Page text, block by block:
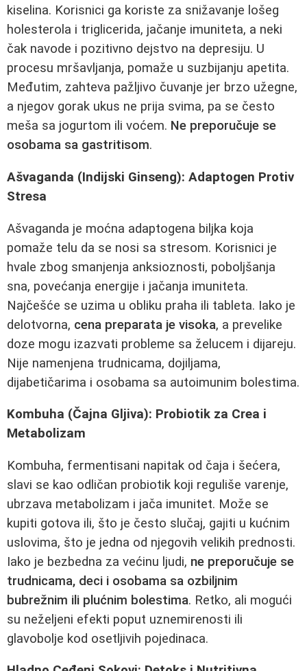
kiselina. Korisnici ga koriste za snižavanje lošeg
holesterola i triglicerida, jačanje imuniteta, a neki
čak navode i pozitivno dejstvo na depresiju. U
procesu mršavljanja, pomaže u suzbijanju apetita.
Međutim, zahteva pažljivo čuvanje jer brzo užegne,
a njegov gorak ukus ne prija svima, pa se često
meša sa jogurtom ili voćem. Ne preporučuje se
osobama sa gastritisom.
Ašvaganda (Indijski Ginseng): Adaptogen Protiv
Stresa
Ašvaganda je moćna adaptogena biljka koja
pomaže telu da se nosi sa stresom. Korisnici je
hvale zbog smanjenja anksioznosti, poboljšanja
sna, povećanja energije i jačanja imuniteta.
Najčešće se uzima u obliku praha ili tableta. Iako je
delotvorna, cena preparata je visoka, a prevelike
doze mogu izazvati probleme sa želucem i dijareju.
Nije namenjena trudnicama, dojiljama,
dijabetičarima i osobama sa autoimunim bolestima.
Kombuha (Čajna Gljiva): Probiotik za Crea i
Metabolizam
Kombuha, fermentisani napitak od čaja i šećera,
slavi se kao odličan probiotik koji reguliše varenje,
ubrzava metabolizam i jača imunitet. Može se
kupiti gotova ili, što je često slučaj, gajiti u kućnim
uslovima, što je jedna od njegovih velikih prednosti.
Iako je bezbedna za većinu ljudi, ne preporučuje se
trudnicama, deci i osobama sa ozbiljnim
bubrežnim ili plućnim bolestima. Retko, ali mogući
su neželjeni efekti poput uznemirenosti ili
glavobolje kod osetljivih pojedinaca.